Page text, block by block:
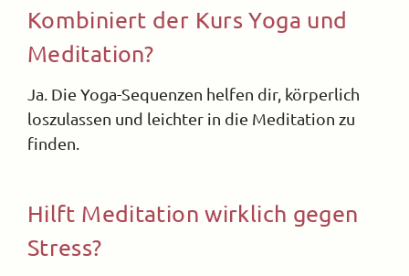
Kombiniert der Kurs Yoga und
Meditation?
Ja. Die Yoga-Sequenzen helfen dir, körperlich
loszulassen und leichter in die Meditation zu
finden.
Hilft Meditation wirklich gegen
Stress?